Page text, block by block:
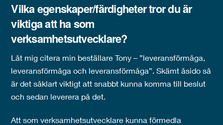
Vilka egenskaper/färdigheter tror du är
viktiga att ha som
verksamhetsutvecklare?
Låt mig citera min beställare Tony – ”leveransförmåga,
leveransförmåga och leveransförmåga”. Skämt åsido så
är det såklart viktigt att snabbt kunna komma till beslut
och sedan leverera på det.
Att som verksamhetsutvecklare kunna förmedla